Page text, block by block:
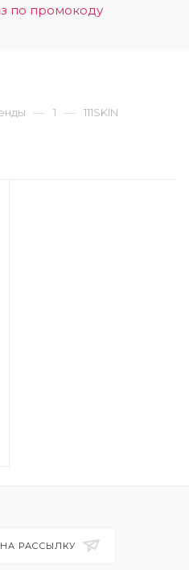
по промокоду
— 1 — 111SKIN
РАССЫЛКУ